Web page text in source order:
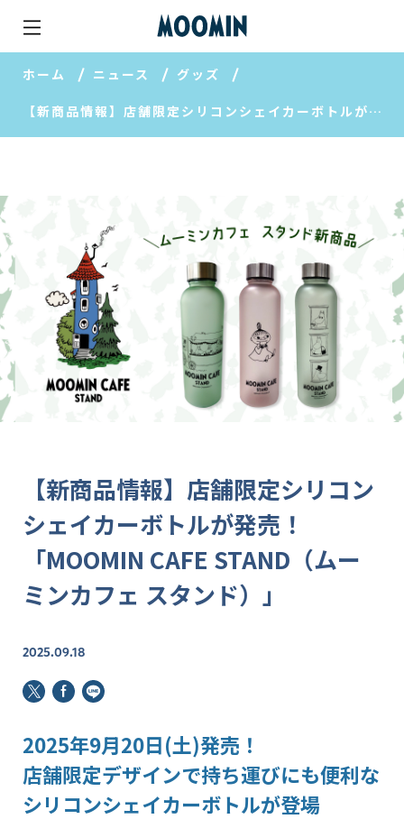
ホーム ニュース グッズ
【新商品情報】店舗限定シリコンシェイカーボトルが発売！「MOOMIN CAFE STAND（ムーミンカフェ スタンド）」
【新商品情報】店舗限定シリコン
シェイカーボトルが発売！
「MOOMIN CAFE STAND（ムー
ミンカフェ スタンド）」
2025.09.18
2025年9月20日(土)発売！
店舗限定デザインで持ち運びにも便利な
シリコンシェイカーボトルが登場